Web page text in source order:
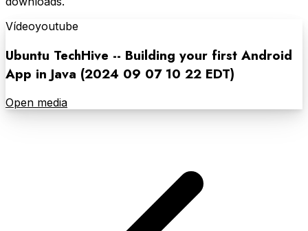
Vídeoyoutube
Ubuntu TechHive -- Building your first Android
App in Java (2024 09 07 10 22 EDT)
Open media